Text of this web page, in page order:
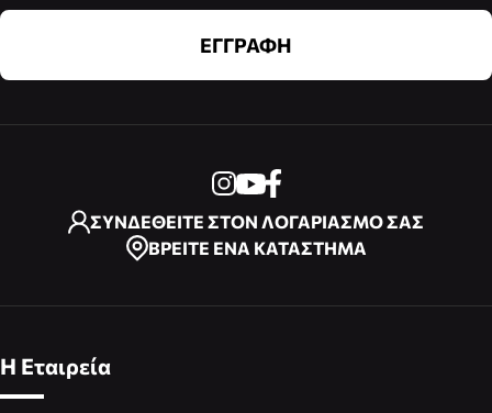
ΕΓΓΡΑΦΗ
ΣΥΝΔΕΘΕΙΤΕ ΣΤΟΝ ΛΟΓΑΡΙΑΣΜΟ ΣΑΣ
ΒΡΕΙΤΕ ΕΝΑ ΚΑΤΑΣΤΗΜΑ
Η Εταιρεία